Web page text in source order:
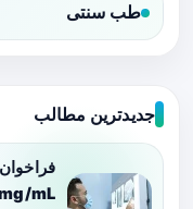
طب سنتی
جدیدترین مطالب